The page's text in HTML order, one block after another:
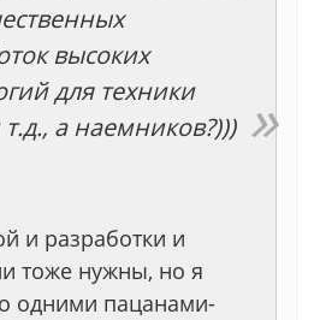
высоких
для техники
т.д., а наемников?)))
и разработки и
тоже нужны, но я
одними пацанами-